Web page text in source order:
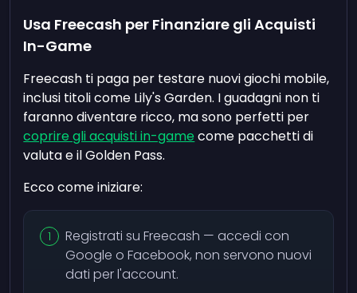
Usa Freecash per Finanziare gli Acquisti
In-Game
Freecash ti paga per testare nuovi giochi mobile,
inclusi titoli come Lily's Garden. I guadagni non ti
faranno diventare ricco, ma sono perfetti per
coprire gli acquisti in-game come pacchetti di
valuta e il Golden Pass.
Ecco come iniziare:
Registrati su Freecash — accedi con
Google o Facebook, non servono nuovi
dati per l'account.